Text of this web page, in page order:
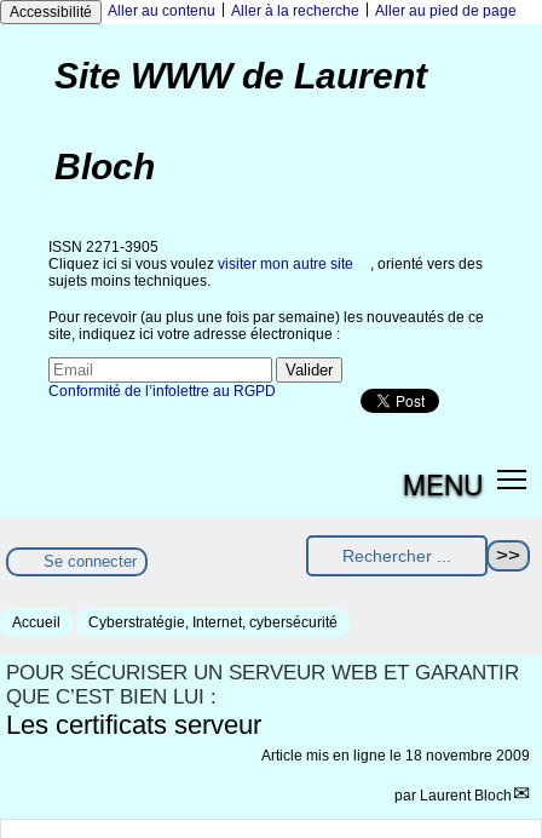
Accessibilité Aller au contenu Aller à la recherche Aller au pied de page
Site WWW de Laurent
Bloch
ISSN 2271-3905
Cliquez ici si vous voulez visiter mon autre site
, orienté vers des
sujets moins techniques.
Pour recevoir (au plus une fois par semaine) les nouveautés de ce
site, indiquez ici votre adresse électronique :
Conformité de l’infolettre au RGPD
MENU
Se connecter
Accueil Cyberstratégie, Internet, cybersécurité
POUR SÉCURISER UN SERVEUR WEB ET GARANTIR
QUE C’EST BIEN LUI :
Les certificats serveur
Article mis en ligne le 18 novembre 2009
par Laurent Bloch